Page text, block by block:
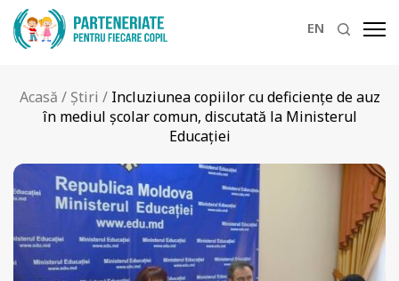
EN
Acasă / Știri / Incluziunea copiilor cu deficiențe de auz
în mediul școlar comun, discutată la Ministerul
Educației